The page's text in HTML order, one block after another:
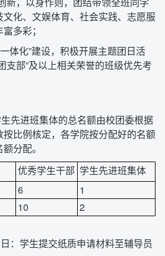
化、文娱体育、社会实践、志愿服
多彩；
体化”建设，积极开展主题团日活
支部”及以上相关荣誉的班级优先考
先进班集体的总名额由校团委根据
比例核定，各学院按分配好的名额
分配。
优秀学生干部 学生先进班集体
6
1
10
2
：学生提交纸质申请材料至辅导员